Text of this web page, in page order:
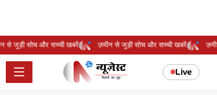
से जुड़ी सोच और सच्ची खबरें ज़मीन से जुड़ी सोच और सच्ची खबरें
Live